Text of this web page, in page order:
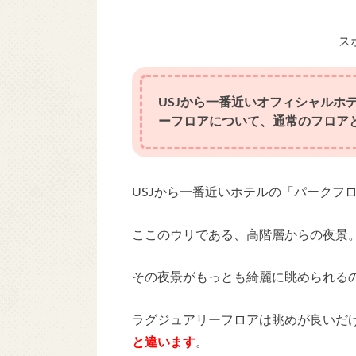
ス
USJから一番近いオフィシャルホ
ーフロアについて、通常のフロア
USJから一番近いホテルの「パークフ
ここのウリである、高階層からの夜景
その夜景がもっとも綺麗に眺められる
ラグジュアリーフロアは眺めが良いだ
と違います。